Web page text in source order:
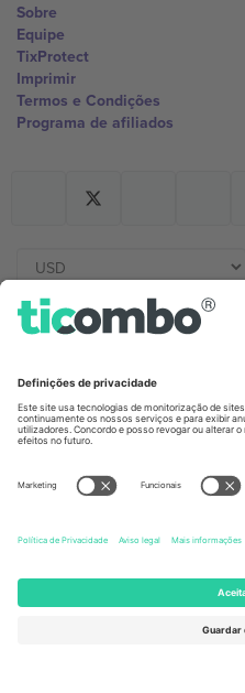
Sobre
Equipe
TixProtect
Imprimir
Termos e Condições
Programa de afiliados
Germany
Unter den Linden 24, 10117
Berlin, Germany
131 Continental Dr, Suite 305,